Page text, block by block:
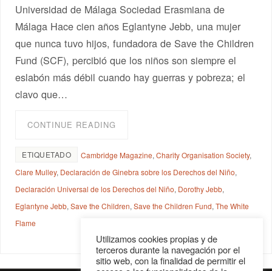
Universidad de Málaga Sociedad Erasmiana de
Málaga Hace cien años Eglantyne Jebb, una mujer
que nunca tuvo hijos, fundadora de Save the Children
Fund (SCF), percibió que los niños son siempre el
eslabón más débil cuando hay guerras y pobreza; el
clavo que…
CONTINUE READING
ETIQUETADO Cambridge Magazine,Charity Organisation Society,
Clare Mulley, Declaración de Ginebra sobre los Derechos del Niño,
Declaración Universal de los Derechos del Niño, Dorothy Jebb,
Eglantyne Jebb,Save the Children,Save the Children Fund,The White
Flame
Utilizamos cookies propias y de
terceros durante la navegación por el
sitio web, con la finalidad de permitir el